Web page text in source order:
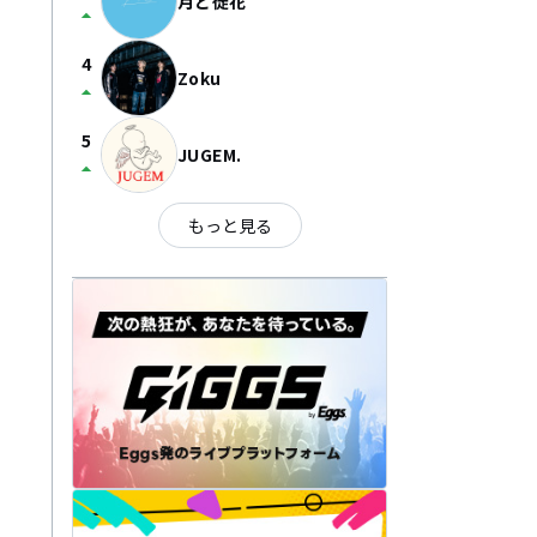
arrow_drop_up
4
arrow_drop_up Zoku
5
arrow_drop_up JUGEM.
もっと見る